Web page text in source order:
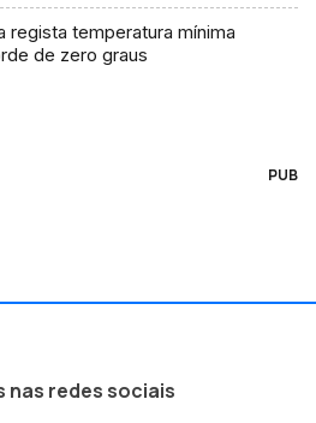
regista temperatura mínima
de zero graus
PUB
nas redes sociais